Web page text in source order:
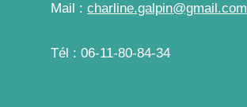
Mail : charline.galpin@gmail.com
Tél : 06-11-80-84-34